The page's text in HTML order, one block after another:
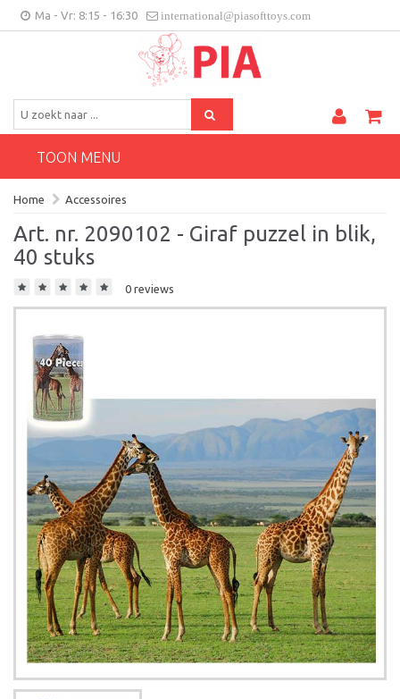
Ma - Vr: 8:15 - 16:30 international@piasofttoys.com
Klantenfeedback
BE/NL
TOON MENU
Home Accessoires
Art. nr. 2090102 - Giraf puzzel in blik,
40 stuks
0 reviews